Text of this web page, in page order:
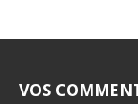
VOS